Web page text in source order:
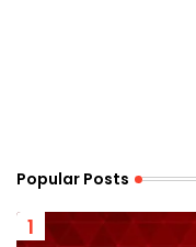
Popular Posts